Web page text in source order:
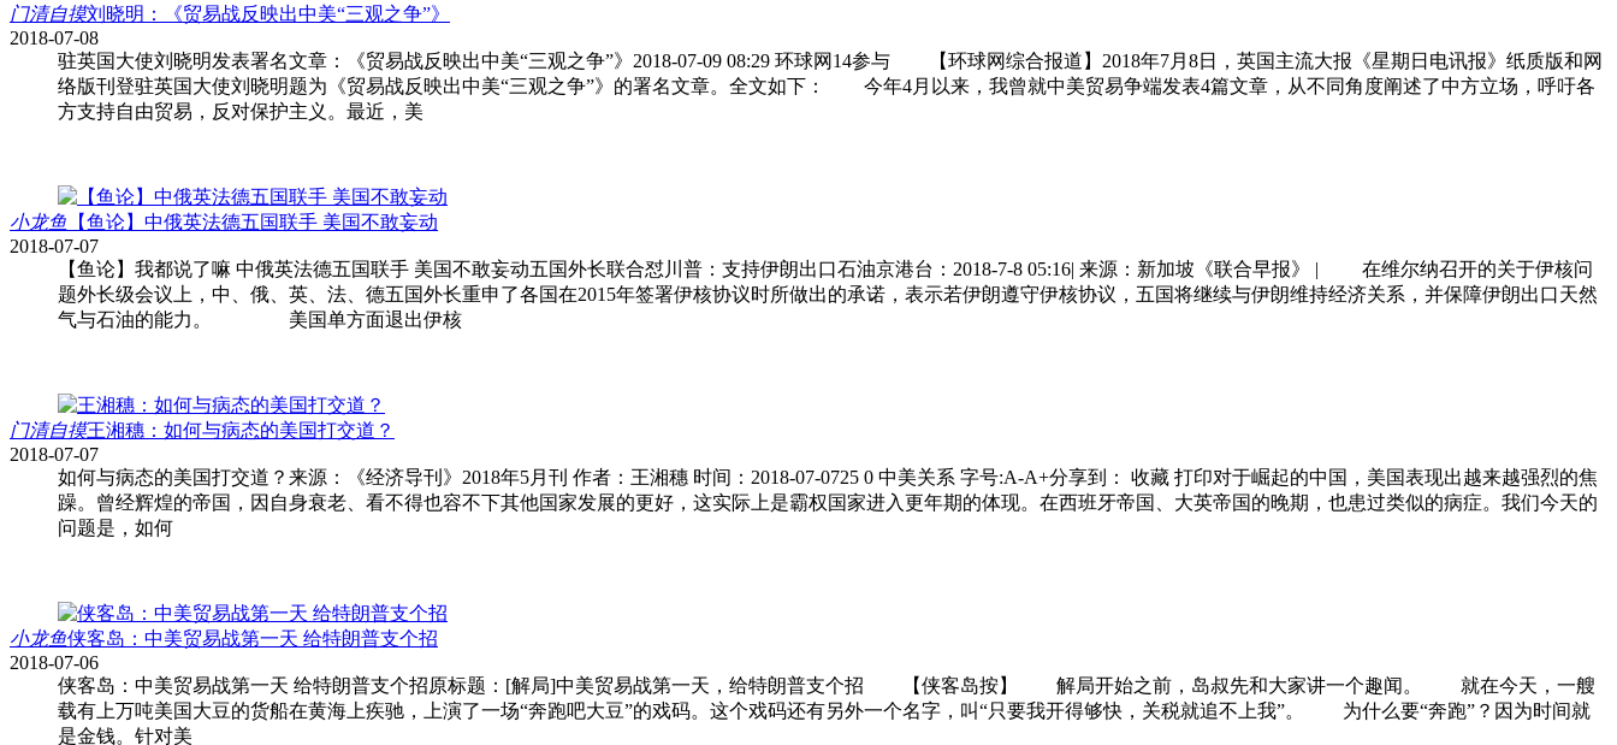
门清自摸刘晓明：《贸易战反映出中美“三观之争”》
2018-07-08
驻英国大使刘晓明发表署名文章：《贸易战反映出中美“三观之争”》2018-07-09 08:29 环球网14参与 【环球网综合报道】2018年7月8日，英国主流大报《星期日电讯报》纸质版和网
络版刊登驻英国大使刘晓明题为《贸易战反映出中美“三观之争”》的署名文章。全文如下： 今年4月以来，我曾就中美贸易争端发表4篇文章，从不同角度阐述了中方立场，呼吁各
方支持自由贸易，反对保护主义。最近，美
小龙鱼 【鱼论】中俄英法德五国联手 美国不敢妄动
2018-07-07
【鱼论】我都说了嘛 中俄英法德五国联手 美国不敢妄动五国外长联合怼川普：支持伊朗出口石油京港台：2018-7-8 05:16| 来源：新加坡《联合早报》 | 在维尔纳召开的关于伊核问
题外长级会议上，中、俄、英、法、德五国外长重申了各国在2015年签署伊核协议时所做出的承诺，表示若伊朗遵守伊核协议，五国将继续与伊朗维持经济关系，并保障伊朗出口天然
气与石油的能力。 美国单方面退出伊核
门清自摸王湘穗：如何与病态的美国打交道？
2018-07-07
如何与病态的美国打交道？来源：《经济导刊》2018年5月刊 作者：王湘穗 时间：2018-07-0725 0 中美关系 字号:A-A+分享到： 收藏 打印对于崛起的中国，美国表现出越来越强烈的焦
躁。曾经辉煌的帝国，因自身衰老、看不得也容不下其他国家发展的更好，这实际上是霸权国家进入更年期的体现。在西班牙帝国、大英帝国的晚期，也患过类似的病症。我们今天的
问题是，如何
小龙鱼侠客岛：中美贸易战第一天 给特朗普支个招
2018-07-06
侠客岛：中美贸易战第一天 给特朗普支个招原标题：[解局]中美贸易战第一天，给特朗普支个招 【侠客岛按】 解局开始之前，岛叔先和大家讲一个趣闻。 就在今天，一艘
载有上万吨美国大豆的货船在黄海上疾驰，上演了一场“奔跑吧大豆”的戏码。这个戏码还有另外一个名字，叫“只要我开得够快，关税就追不上我”。 为什么要“奔跑”？因为时间就
是金钱。针对美